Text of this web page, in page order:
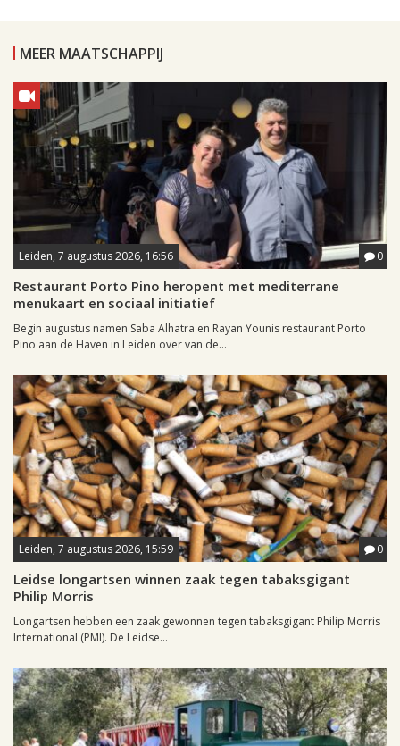
MEER MAATSCHAPPIJ
Leiden, 7 augustus 2026, 16:56 0
Restaurant Porto Pino heropent met mediterrane
menukaart en sociaal initiatief
Begin augustus namen Saba Alhatra en Rayan Younis restaurant Porto
Pino aan de Haven in Leiden over van de...
Leiden, 7 augustus 2026, 15:59 0
Leidse longartsen winnen zaak tegen tabaksgigant
Philip Morris
Longartsen hebben een zaak gewonnen tegen tabaksgigant Philip Morris
International (PMI). De Leidse...